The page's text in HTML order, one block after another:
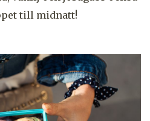
till midnatt!